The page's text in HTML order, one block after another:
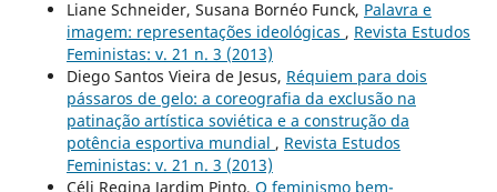
Liane Schneider, Susana Bornéo Funck, Palavra e
imagem: representações ideológicas , Revista Estudos
Feministas: v. 21 n. 3 (2013)
Diego Santos Vieira de Jesus, Réquiem para dois
pássaros de gelo: a coreografia da exclusão na
patinação artística soviética e a construção da
potência esportiva mundial , Revista Estudos
Feministas: v. 21 n. 3 (2013)
Céli Regina Jardim Pinto, O feminismo bem-